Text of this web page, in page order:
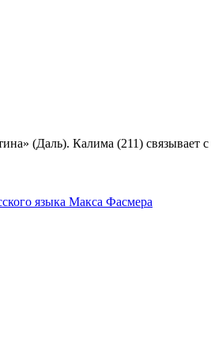
(Даль). Калима (211) связывает с
языка Макса Фасмера